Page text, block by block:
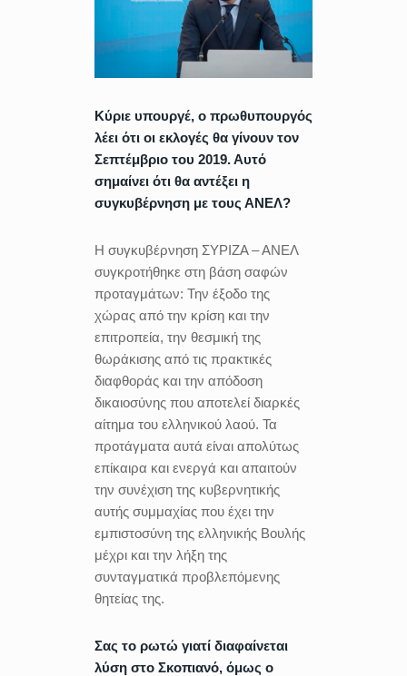
Κύριε υπουργέ, ο πρωθυπουργός
λέει ότι οι εκλογές θα γίνουν τον
Σεπτέμβριο του 2019. Αυτό
σημαίνει ότι θα αντέξει η
συγκυβέρνηση με τους ΑΝΕΛ?
Η συγκυβέρνηση ΣΥΡΙΖΑ – ΑΝΕΛ
συγκροτήθηκε στη βάση σαφών
προταγμάτων: Την έξοδο της
χώρας από την κρίση και την
επιτροπεία, την θεσμική της
θωράκισης από τις πρακτικές
διαφθοράς και την απόδοση
δικαιοσύνης που αποτελεί διαρκές
αίτημα του ελληνικού λαού. Τα
προτάγματα αυτά είναι απολύτως
επίκαιρα και ενεργά και απαιτούν
την συνέχιση της κυβερνητικής
αυτής συμμαχίας που έχει την
εμπιστοσύνη της ελληνικής Βουλής
μέχρι και την λήξη της
συνταγματικά προβλεπόμενης
θητείας της.
Σας το ρωτώ γιατί διαφαίνεται
λύση στο Σκοπιανό, όμως ο